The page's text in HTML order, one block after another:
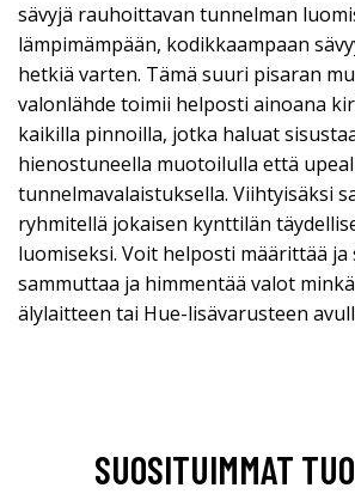
sävyjä rauhoittavan tunnelman
lämpimämpään, kodikkaampaan
hetkiä varten. Tämä suuri pisaran
valonlähde toimii helposti ainoana
kaikilla pinnoilla, jotka haluat
hienostuneella muotoilulla että
tunnelmavalaistuksella. Viihtyisäksi
ryhmitellä jokaisen kynttilän
luomiseksi. Voit helposti määrittää ja
sammuttaa ja himmentää valot
älylaitteen tai Hue-lisävarusteen
SUOSITUIMMAT